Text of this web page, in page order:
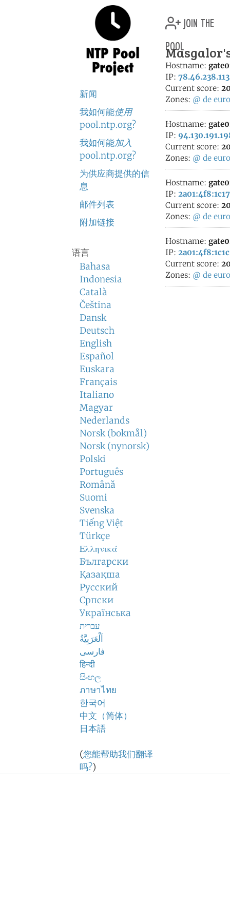
新闻
我如何能使用
pool.ntp.org?
我如何能加入
pool.ntp.org?
为供应商提供的信
息
邮件列表
附加链接
语言
Bahasa
Indonesia
Català
Čeština
Dansk
Deutsch
English
Español
Euskara
Français
Italiano
Magyar
Nederlands
Norsk (bokmål)
Norsk (nynorsk)
Polski
Português
Română
Suomi
Svenska
Tiếng Việt
Türkçe
Ελληνικά
Български
Қазақша
Русский
Српски
Українська
עברית
اَلْعَرَبِيَّةُ
فارسی
हिन्दी
සිංහල
ภาษาไทย
한국어
中文（简体）
日本語
(您能帮助我们翻译
吗?)
join the
pool
Hostname:
IP: 78.46.238.113
Current score:
Zones: @ de
Hostname:
IP:
Current score:
Zones: @ de
Hostname:
IP:
Current score:
Zones: @ de
Hostname:
IP:
Current score:
Zones: @ de